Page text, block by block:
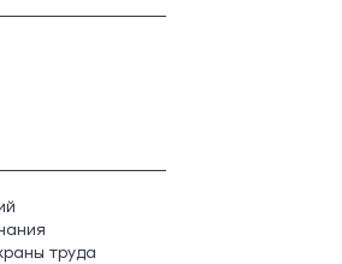
труда